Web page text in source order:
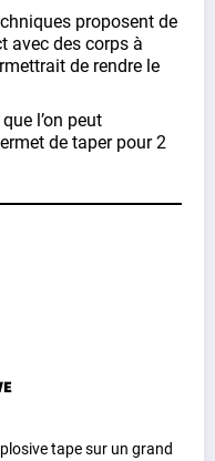
proposent de
avec des corps à
de rendre le
l’on peut
de taper pour 2
tape sur un grand